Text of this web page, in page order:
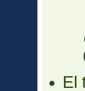
El